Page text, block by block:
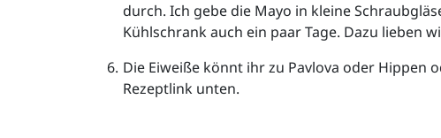
durch. Ich gebe die Mayo in kleine
Kühlschrank auch ein paar Tage. Dazu lieben
Die Eiweiße könnt ihr zu Pavlova oder Hippen
Rezeptlink unten.